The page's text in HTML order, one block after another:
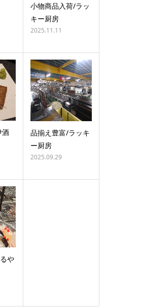
小物商品入荷/ラッ
キー厨房
2025.11.11
酒
品揃え豊富/ラッキ
ー厨房
2025.09.29
や